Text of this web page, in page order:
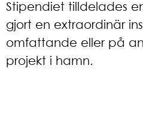
Stipendiet tilldelades
gjort en extraordinär
omfattande eller på
projekt i hamn.